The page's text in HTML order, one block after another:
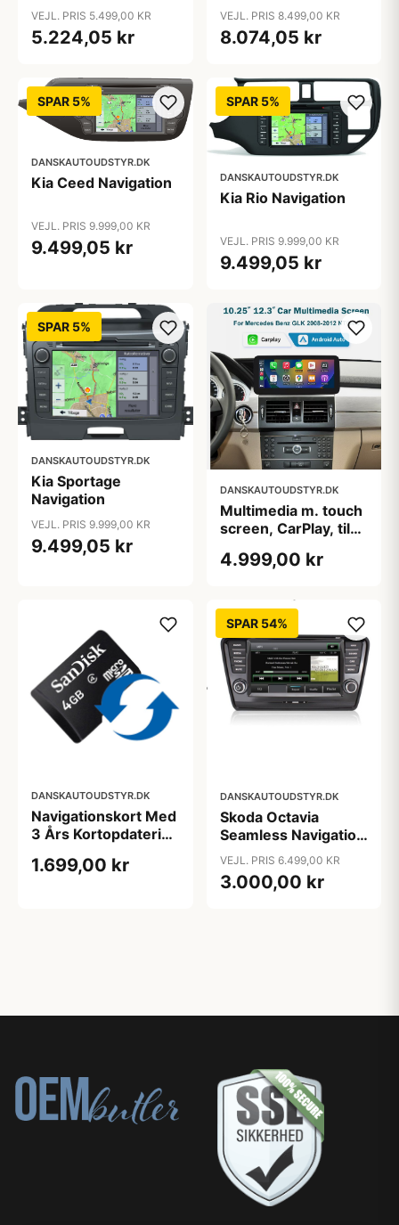
VEJL. PRIS 5.499,00 KR
5.224,05 kr
VEJL. PRIS 8.499,00 KR
8.074,05 kr
SPAR 5%
DANSKAUTOUDSTYR.DK
Kia Ceed Navigation
VEJL. PRIS 9.999,00 KR
9.499,05 kr
SPAR 5%
DANSKAUTOUDSTYR.DK
Kia Rio Navigation
VEJL. PRIS 9.999,00 KR
9.499,05 kr
SPAR 5%
DANSKAUTOUDSTYR.DK
Kia Sportage
Navigation
VEJL. PRIS 9.999,00 KR
9.499,05 kr
DANSKAUTOUDSTYR.DK
Multimedia m. touch
screen, CarPlay, til
NTG4.0, årgang
4.999,00 kr
DANSKAUTOUDSTYR.DK
Navigationskort Med
3 Års Kortopdatering
Citroen, Opel og
1.699,00 kr
SPAR 54%
DANSKAUTOUDSTYR.DK
Skoda Octavia
Seamless Navigation
- Udstillingsmodel
VEJL. PRIS 6.499,00 KR
3.000,00 kr